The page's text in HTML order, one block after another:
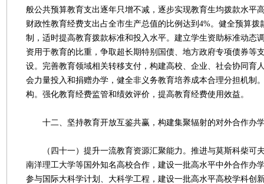
般公共预算教育支出逐年只增不减，逐步实现教育生均拨款水平
财政性教育经费支出占全市生产总值的比例达到4%。健全预算拨
制，适时提高教育拨款标准和投入水平。建立学生资助标准动态
资用于教育的比重，争取超长期特别国债、地方政府专项债券等
设。完善教育领域相关转移支付，构建高校、企业、社会协同育
会力量投入和捐赠办学，健全非义务教育培养成本合理分担机制
构。强化教育经费监管和绩效评价，提高教育经费使用效益。
十二、坚持教育开放互鉴共赢，构建集聚辐射的对外合作办
（四十一）提升一流教育资源汇聚能力。推进与莫斯科柴可
南洋理工大学等国外知名高校合作，建设一批高水平中外合作办
参与国际大科学计划、大科学工程，建设一批高水平高校学科创